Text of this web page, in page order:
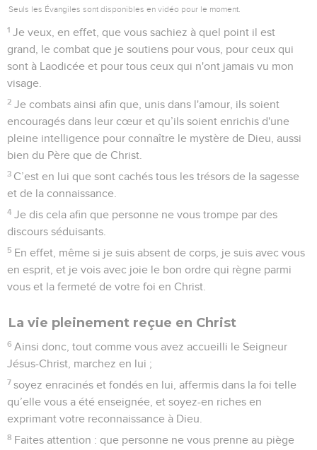
Seuls les Évangiles sont disponibles en vidéo pour le moment.
1 Je veux, en effet, que vous sachiez à quel point il est
grand, le combat que je soutiens pour vous, pour ceux qui
sont à Laodicée et pour tous ceux qui n'ont jamais vu mon
visage.
2 Je combats ainsi afin que, unis dans l'amour, ils soient
encouragés dans leur cœur et qu’ils soient enrichis d'une
pleine intelligence pour connaître le mystère de Dieu, aussi
bien du Père que de Christ.
3 C’est en lui que sont cachés tous les trésors de la sagesse
et de la connaissance.
4 Je dis cela afin que personne ne vous trompe par des
discours séduisants.
5 En effet, même si je suis absent de corps, je suis avec vous
en esprit, et je vois avec joie le bon ordre qui règne parmi
vous et la fermeté de votre foi en Christ.
La vie pleinement reçue en Christ
6 Ainsi donc, tout comme vous avez accueilli le Seigneur
Jésus-Christ, marchez en lui ;
7 soyez enracinés et fondés en lui, affermis dans la foi telle
qu’elle vous a été enseignée, et soyez-en riches en
exprimant votre reconnaissance à Dieu.
8 Faites attention : que personne ne vous prenne au piège